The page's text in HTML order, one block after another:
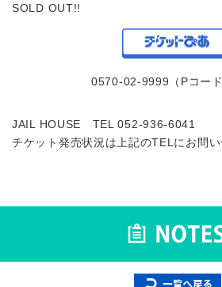
SOLD OUT!!
0570-02-9999（Pコー
JAIL HOUSE TEL 052-936-6041
チケット発売状況は上記のTELにお問い